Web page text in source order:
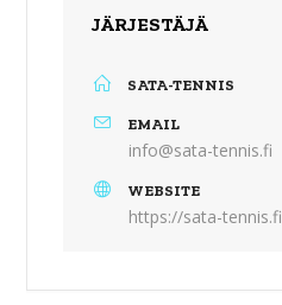
JÄRJESTÄJÄ
SATA-TENNIS
EMAIL
info@sata-tennis.fi
WEBSITE
https://sata-tennis.fi